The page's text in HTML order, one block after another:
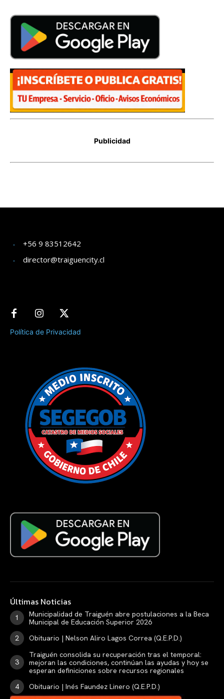
+56 9 83512642
director@traiguencity.cl
Política de Privacidad
Últimas Noticias
Municipalidad de Traiguén abre postulaciones a la Beca
Municipal de Educación Superior 2026
Obituario | Nelson Aliro Lagos Correa (Q.E.P.D.)
Traiguén consolida su recuperación tras el temporal:
mejoran las condiciones, continúan las ayudas y hoy se
esperan definiciones sobre recursos regionales
Obituario | Inés Faundez Linero (Q.E.P.D.)